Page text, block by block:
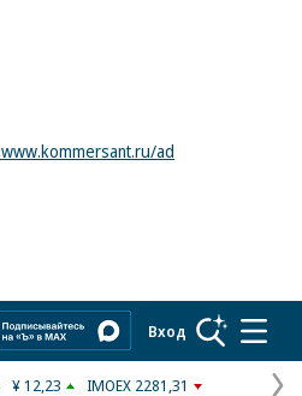
ad
Вход
¥ 12,23 IMOEX 2281,31